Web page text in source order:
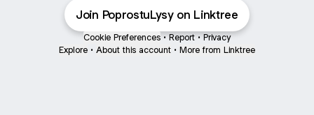
Join PoprostuLysy on Linktree
Cookie Preferences • Report • Privacy
Explore • About this account • More from Linktree